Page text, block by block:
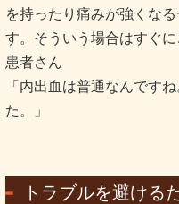
を持ったり痛みが強くな
す。そういう場合はすぐに
患者さん
「内出血は普通なんです
た。」
トラブルを避ける